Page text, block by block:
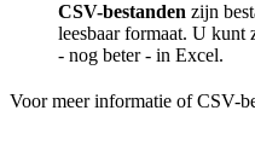
CSV-bestanden zijn
leesbaar formaat. U
- nog beter - in Excel.
Voor meer informatie of CSV-